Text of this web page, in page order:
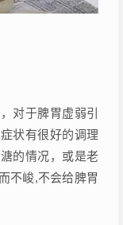
对于脾胃虚弱引
状有很好的调理
的情况，或是老
不峻,不会给脾胃